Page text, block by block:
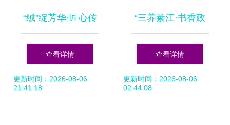
“绒”绽芳华·匠心传
承 物理科学与技术
学院党委举办文化
查看详情
更新时间：2026-08-06
21:41:18
“三养綦江·书香政
协”元宵茶话会 一
场温情与文化的邂
查看详情
更新时间：2026-08-06
02:44:08